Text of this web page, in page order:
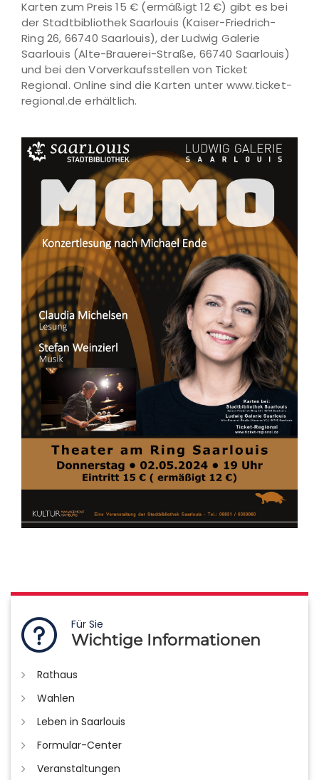
Karten zum Preis 15 € (ermäßigt 12 €) gibt es bei
der Stadtbibliothek Saarlouis (Kaiser-Friedrich-
Ring 26, 66740 Saarlouis), der Ludwig Galerie
Saarlouis (Alte-Brauerei-Straße, 66740 Saarlouis)
und bei den Vorverkaufsstellen von Ticket
Regional. Online sind die Karten unter www.ticket-
regional.de erhältlich.
Für Sie
Wichtige Informationen
Rathaus
Wahlen
Leben in Saarlouis
Formular-Center
Veranstaltungen